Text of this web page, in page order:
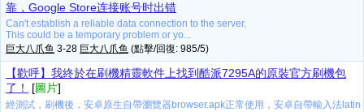
靠，Google Store连接账号时出错
Can't establish a reliable data connection to the server.
This could be a temporary problem or yo...
巨大八爪鱼 3-28 巨大八爪鱼 (點擊/回復: 985/5)
【歡呼】我終於在刷機精靈軟件上找到酷派7295A的原裝官方刷機包
了！
[圖片]
經測試，刷機後，安卓原生自帶瀏覽器browser.apk正常使用，安卓自帶輸入法latin